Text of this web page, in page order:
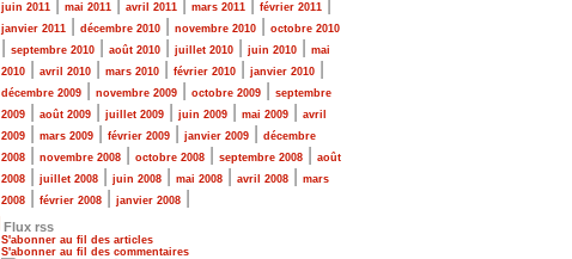
juin 2011 mai 2011 avril 2011 mars 2011 février 2011
janvier 2011 décembre 2010 novembre 2010 octobre 2010
septembre 2010 août 2010 juillet 2010 juin 2010
mai
2010
avril 2010 mars 2010 février 2010 janvier 2010
décembre 2009 novembre 2009 octobre 2009
septembre
2009
août 2009 juillet 2009 juin 2009 mai 2009
avril
2009
mars 2009 février 2009 janvier 2009
décembre
2008
novembre 2008 octobre 2008 septembre 2008
août
2008
juillet 2008 juin 2008 mai 2008 avril 2008
mars
2008
février 2008 janvier 2008
Flux rss
S'abonner au fil des articles
S'abonner au fil des commentaires